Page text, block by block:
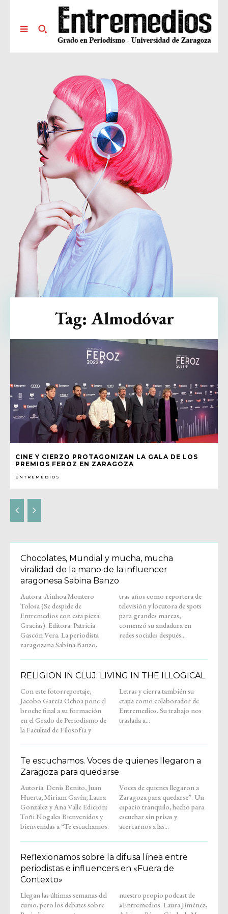
CINE Y CIERZO PROTAGONIZAN LA GALA DE LOS
PREMIOS FEROZ EN ZARAGOZA
ENTREMEDIOS
Tag: Almodóvar
Chocolates, Mundial y mucha, mucha
viralidad de la mano de la influencer
aragonesa Sabina Banzo
Autora: Ainhoa Montero
Tolosa (Se despide de
Entremedios con esta pieza.
Gracias). Editora: Patricia
Gascón Vera. La periodista
zaragozana Sabina Banzo,
tras años como reportera de
televisión y locutora de spots
para grandes marcas,
comenzó su andadura en
redes sociales después...
RELIGION IN CLUJ: LIVING IN THE ILLOGICAL
Con este fotorreportaje,
Jacobo García Ochoa pone el
broche final a su formación
en el Grado de Periodismo de
la Facultad de Filosofía y
Letras y cierra también su
etapa como colaborador de
Entremedios. Su trabajo nos
traslada a...
Te escuchamos. Voces de quienes llegaron a
Zaragoza para quedarse
Autoría: Denis Benito, Juan
Huerta, Miriam Gavín, Laura
González y Ana Valle Edición:
Toñi Nogales Bienvenidos y
bienvenidas a “Te escuchamos.
Voces de quienes llegaron a
Zaragoza para quedarse”. Un
espacio tranquilo, hecho para
escuchar sin prisas y
acercarnos a las...
Reflexionamos sobre la difusa línea entre
periodistas e influencers en «Fuera de
Contexto»
Llegan las últimas semanas del
curso, pero los debates sobre
nuestro propio podcast de
#Entremedios. Laura Jiménez,